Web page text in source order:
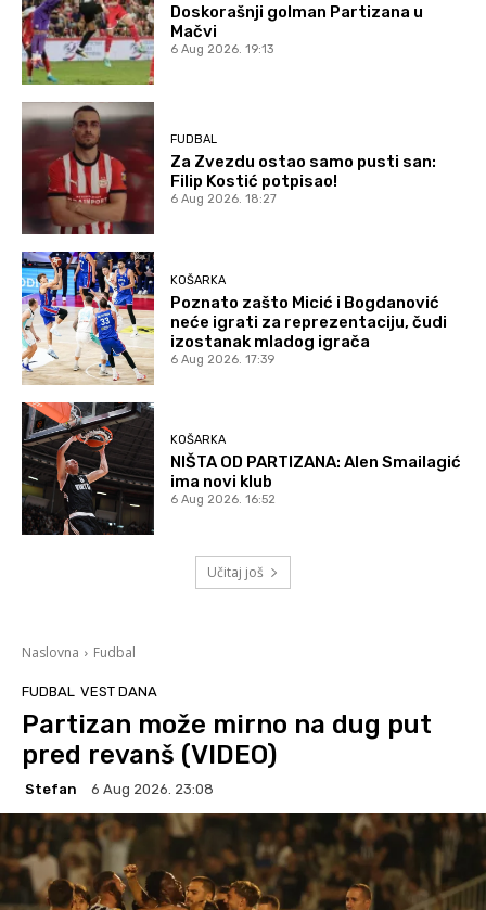
Doskorašnji golman Partizana u
Mačvi
6 Aug 2026. 19:13
FUDBAL
Za Zvezdu ostao samo pusti san:
Filip Kostić potpisao!
6 Aug 2026. 18:27
KOŠARKA
Poznato zašto Micić i Bogdanović
neće igrati za reprezentaciju, čudi
izostanak mladog igrača
6 Aug 2026. 17:39
KOŠARKA
NIŠTA OD PARTIZANA: Alen Smailagić
ima novi klub
6 Aug 2026. 16:52
Učitaj još